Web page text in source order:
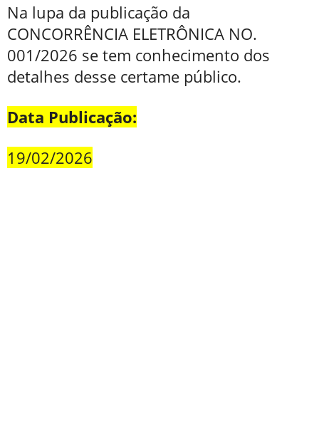
Na lupa da publicação da
CONCORRÊNCIA ELETRÔNICA NO.
001/2026 se tem conhecimento dos
detalhes desse certame público.
Data Publicação:
19/02/2026